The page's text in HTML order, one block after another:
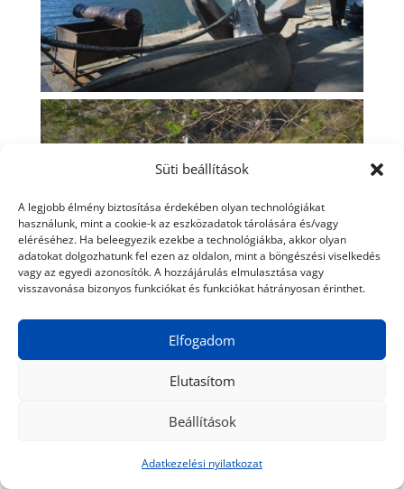
Süti beállítások
A legjobb élmény biztosítása érdekében olyan technológiákat
használunk, mint a cookie-k az eszközadatok tárolására és/vagy
eléréséhez. Ha beleegyezik ezekbe a technológiákba, akkor olyan
adatokat dolgozhatunk fel ezen az oldalon, mint a böngészési viselkedés
vagy az egyedi azonosítók. A hozzájárulás elmulasztása vagy
visszavonása bizonyos funkciókat és funkciókat hátrányosan érinthet.
Elfogadom
Elutasítom
Beállítások
Adatkezelési nyilatkozat